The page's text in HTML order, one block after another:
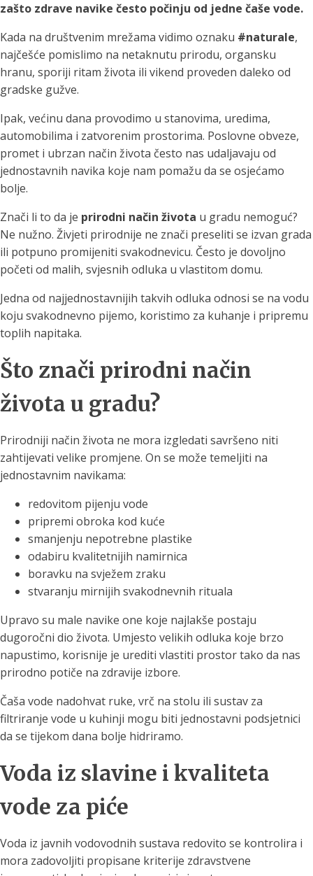
zašto zdrave navike često počinju od jedne čaše vode.
Kada na društvenim mrežama vidimo oznaku #naturale,
najčešće pomislimo na netaknutu prirodu, organsku
hranu, sporiji ritam života ili vikend proveden daleko od
gradske gužve.
Ipak, većinu dana provodimo u stanovima, uredima,
automobilima i zatvorenim prostorima. Poslovne obveze,
promet i ubrzan način života često nas udaljavaju od
jednostavnih navika koje nam pomažu da se osjećamo
bolje.
Znači li to da je prirodni način života u gradu nemoguć?
Ne nužno. Živjeti prirodnije ne znači preseliti se izvan grada
ili potpuno promijeniti svakodnevicu. Često je dovoljno
početi od malih, svjesnih odluka u vlastitom domu.
Jedna od najjednostavnijih takvih odluka odnosi se na vodu
koju svakodnevno pijemo, koristimo za kuhanje i pripremu
toplih napitaka.
Što znači prirodni način
života u gradu?
Prirodniji način života ne mora izgledati savršeno niti
zahtijevati velike promjene. On se može temeljiti na
jednostavnim navikama:
redovitom pijenju vode
pripremi obroka kod kuće
smanjenju nepotrebne plastike
odabiru kvalitetnijih namirnica
boravku na svježem zraku
stvaranju mirnijih svakodnevnih rituala
Upravo su male navike one koje najlakše postaju
dugoročni dio života. Umjesto velikih odluka koje brzo
napustimo, korisnije je urediti vlastiti prostor tako da nas
prirodno potiče na zdravije izbore.
Čaša vode nadohvat ruke, vrč na stolu ili sustav za
filtriranje vode u kuhinji mogu biti jednostavni podsjetnici
da se tijekom dana bolje hidriramo.
Voda iz slavine i kvaliteta
vode za piće
Voda iz javnih vodovodnih sustava redovito se kontrolira i
mora zadovoljiti propisane kriterije zdravstvene